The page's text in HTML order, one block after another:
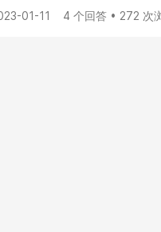
01-11 4 个回答 • 272 次